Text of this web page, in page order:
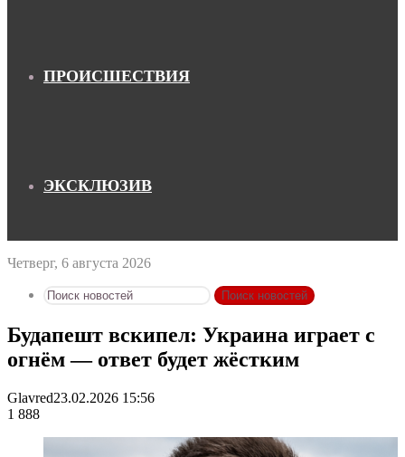
ПРОИСШЕСТВИЯ
ЭКСКЛЮЗИВ
Четверг, 6 августа 2026
Поиск новостей
Будапешт вскипел: Украина играет с
огнём — ответ будет жёстким
Glavred23.02.2026 15:56
1 888